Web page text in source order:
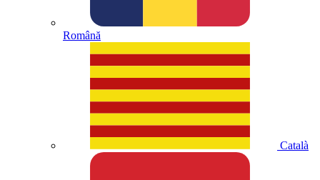
Română
Català